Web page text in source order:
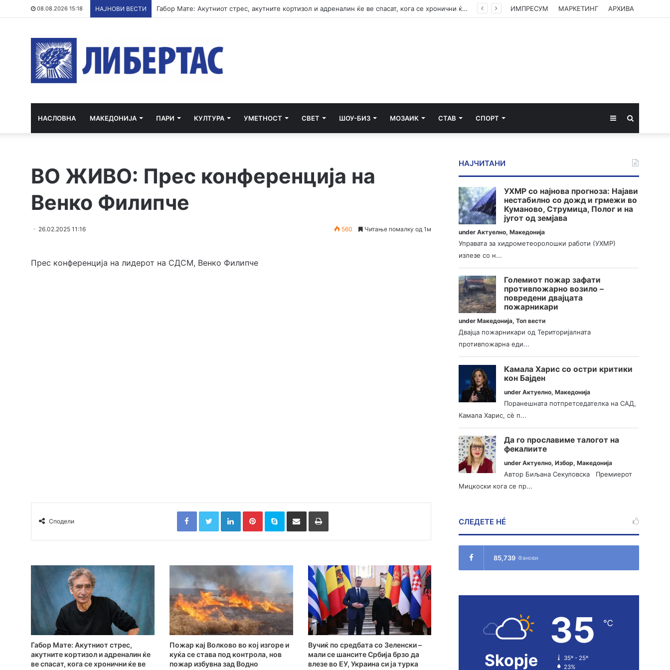
08.08.2026 15:18 НАЈНОВИ ВЕСТИ Габор Мате: Акутниот стрес, акутните кортизол и адреналин ќе ве спасат, кога се хронични ќе ве убијат ИМПРЕСУМ МАРКЕТИНГ АРХИВА
НАСЛОВНА МАКЕДОНИЈА ПАРИ КУЛТУРА УМЕТНОСТ СВЕТ ШОУ-БИЗ МОЗАИК СТАВ СПОРТ Sidebar
ВО ЖИВО: Прес конференција на
Венко Филипче
26.02.2025 11:16 560 Читање помалку од 1м
Прес конференција на лидерот на СДСМ, Венко Филипче
Сподели
FacebookTwitterLinkedInPinterestSkype Сподели преку Е-маил Испринтај
Габор Мате: Акутниот стрес,
акутните кортизол и адреналин ќе
ве спасат, кога се хронични ќе ве
Пожар кај Волково во кој изгоре и
куќа се става под контрола, нов
пожар избувна зад Водно
Вучиќ по средбата со Зеленски –
мали се шансите Србија брзо да
влезе во ЕУ, Украина си ја турка
НАЈЧИТАНИ
УХМР со најнова прогноза: Најави
нестабилно со дожд и грмежи во
Куманово, Струмица, Полог и на
југот од земјава
underАктуелно,Македонија
Управата за хидрометеоролошки работи (УХМР)
излезе со н...
Големиот пожар зафати
противпожарно возило –
повредени двајцата
пожарникари
underМакедонија,Топ вести
Двајца пожарникари од Територијалната
противпожарна еди...
Камала Харис со остри критики
кон Бајден
underАктуелно,Македонија
Поранешната потпретседателка на САД,
Камала Харис, сè п...
Да го прославиме талогот на
фекалиите
underАктуелно,Избор,Македонија
Автор Биљана Секуловска Премиерот
Мицкоски кога се пр...
СЛЕДЕТЕ НÉ
85,739 Фанови
Skopje
35 ℃
35º - 25º
23%